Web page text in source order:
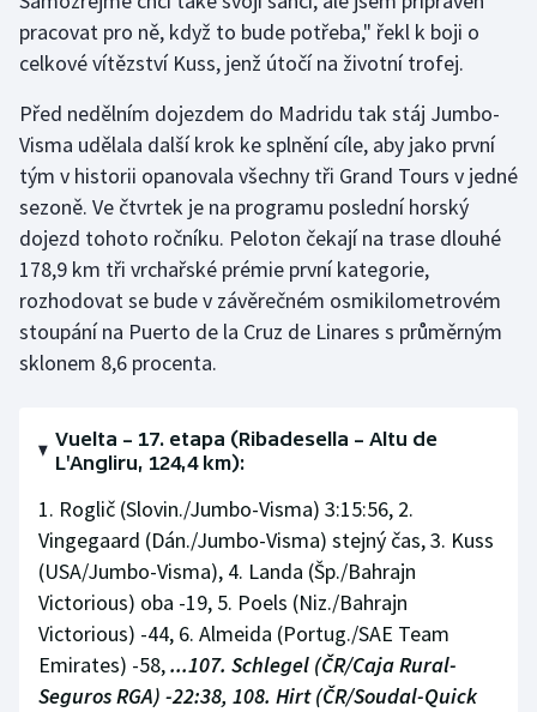
pracovat pro ně, když to bude potřeba," řekl k boji o
celkové vítězství Kuss, jenž útočí na životní trofej.
Před nedělním dojezdem do Madridu tak stáj Jumbo-
Visma udělala další krok ke splnění cíle, aby jako první
tým v historii opanovala všechny tři Grand Tours v jedné
sezoně. Ve čtvrtek je na programu poslední horský
dojezd tohoto ročníku. Peloton čekají na trase dlouhé
178,9 km tři vrchařské prémie první kategorie,
rozhodovat se bude v závěrečném osmikilometrovém
stoupání na Puerto de la Cruz de Linares s průměrným
sklonem 8,6 procenta.
Vuelta – 17. etapa (Ribadesella – Altu de
L'Angliru, 124,4 km):
1. Roglič (Slovin./Jumbo-Visma) 3:15:56, 2.
Vingegaard (Dán./Jumbo-Visma) stejný čas, 3. Kuss
(USA/Jumbo-Visma), 4. Landa (Šp./Bahrajn
Victorious) oba -19, 5. Poels (Niz./Bahrajn
Victorious) -44, 6. Almeida (Portug./SAE Team
Emirates) -58,...107. Schlegel (ČR/Caja Rural-
Seguros RGA) -22:38, 108. Hirt (ČR/Soudal-Quick